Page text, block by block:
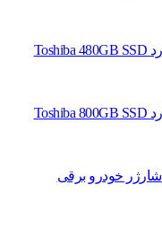
هارد Toshiba 480GB SSD
هارد Toshiba 800GB SSD
شارژر خودرو برقی